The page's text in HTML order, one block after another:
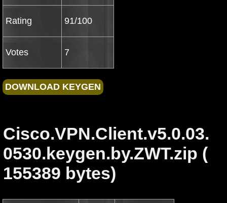
Rating 91/100
Votes 7
Cisco.VPN.Client.v5.0.03.
0530.keygen.by.ZWT.zip (
155389 bytes)